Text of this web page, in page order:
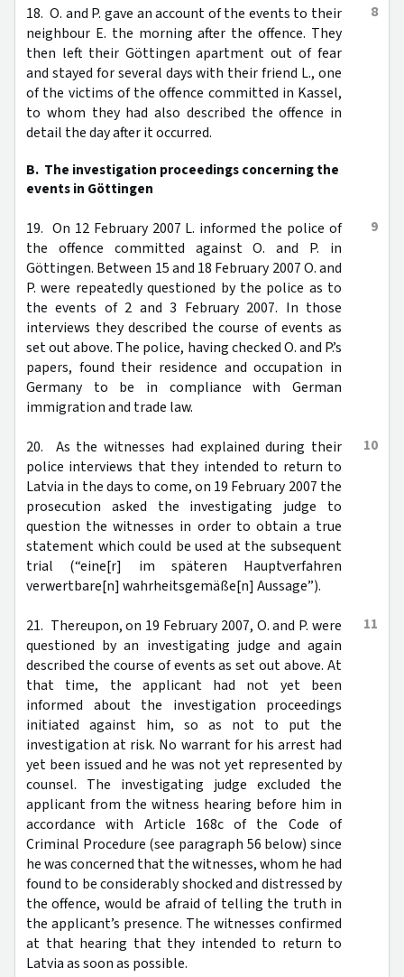
8
18. O. and P. gave an account of the events to their
neighbour E. the morning after the offence. They
then left their Göttingen apartment out of fear
and stayed for several days with their friend L., one
of the victims of the offence committed in Kassel,
to whom they had also described the offence in
detail the day after it occurred.
B. The investigation proceedings concerning the
events in Göttingen
9
19. On 12 February 2007 L. informed the police of
the offence committed against O. and P. in
Göttingen. Between 15 and 18 February 2007 O. and
P. were repeatedly questioned by the police as to
the events of 2 and 3 February 2007. In those
interviews they described the course of events as
set out above. The police, having checked O. and P.’s
papers, found their residence and occupation in
Germany to be in compliance with German
immigration and trade law.
10
20. As the witnesses had explained during their
police interviews that they intended to return to
Latvia in the days to come, on 19 February 2007 the
prosecution asked the investigating judge to
question the witnesses in order to obtain a true
statement which could be used at the subsequent
trial (“eine[r] im späteren Hauptverfahren
verwertbare[n] wahrheitsgemäße[n] Aussage”).
11
21. Thereupon, on 19 February 2007, O. and P. were
questioned by an investigating judge and again
described the course of events as set out above. At
that time, the applicant had not yet been
informed about the investigation proceedings
initiated against him, so as not to put the
investigation at risk. No warrant for his arrest had
yet been issued and he was not yet represented by
counsel. The investigating judge excluded the
applicant from the witness hearing before him in
accordance with Article 168c of the Code of
Criminal Procedure (see paragraph 56 below) since
he was concerned that the witnesses, whom he had
found to be considerably shocked and distressed by
the offence, would be afraid of telling the truth in
the applicant’s presence. The witnesses confirmed
at that hearing that they intended to return to
Latvia as soon as possible.